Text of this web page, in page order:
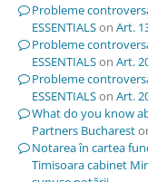
Probleme
ESSENTIALSon Art.
Probleme
ESSENTIALSon Art.
Probleme
ESSENTIALSon Art.
What do you know
Partners Bucharest
Notarea în cartea
Timisoara cabinet